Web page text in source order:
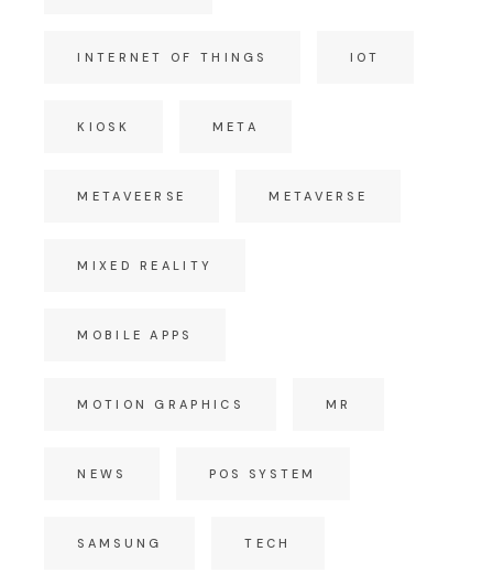
INTERNET OF THINGS IOT
KIOSK META
METAVEERSE METAVERSE
MIXED REALITY
MOBILE APPS
MOTION GRAPHICS MR
NEWS POS SYSTEM
SAMSUNG TECH